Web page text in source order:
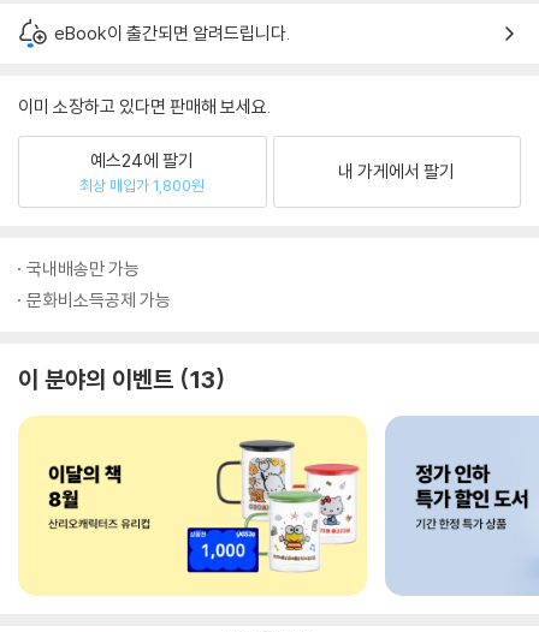
eBook이 출간되면 알려드립니다.
이미 소장하고 있다면 판매해 보세요.
예스24에 팔기
최상 매입가 1,800원
내 가게에서 팔기
국내배송만 가능
문화비소득공제 가능
이 분야의 이벤트 13